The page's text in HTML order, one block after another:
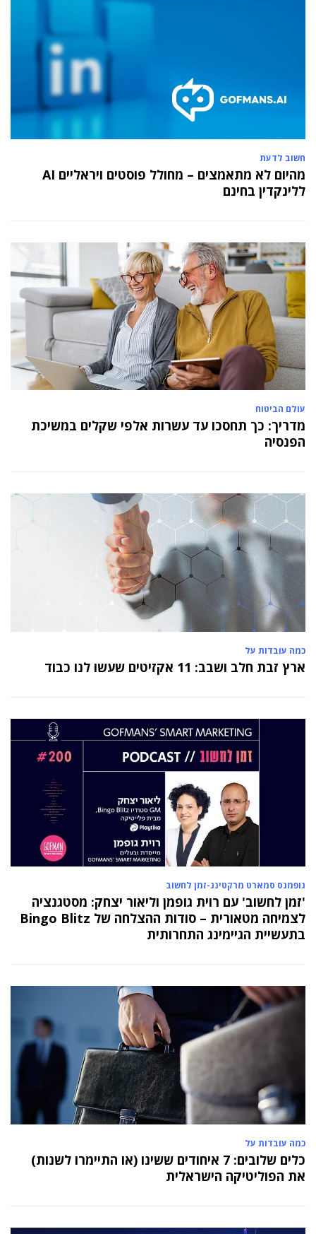
חשוב לדעת
מהיום לא מתאמצים – מחולל פוסטים ויראליים AI
ללינקדין בחינם
עולם הביטוח
מדריך: כך תחסכו עד עשרות אלפי שקלים במשיכת
הפנסיה
כמה עובדות על
ארץ זבת חלב ושבב: 11 אקזיטים שעשו לנו כבוד
גופמנס סמארט מרקטינג-זמן לחשוב
'זמן לחשוב' עם רוית גופמן וליאור יצחק: מסטגנציה
לצמיחה מטאורית – סודות ההצלחה של Bingo Blitz
בתעשיית הגיימינג התחרותית
כמה עובדות על
כלים שלובים: 7 איחודים ששינו (או התיימרו לשנות)
את הפוליטיקה הישראלית